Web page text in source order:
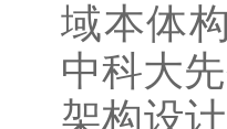
域本体
中科大
架构设